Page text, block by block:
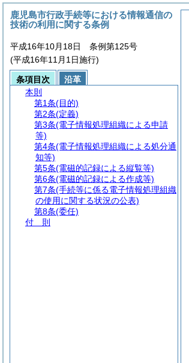
鹿児島市行政手続等における情報通信の
技術の利用に関する条例
平成16年10月18日 条例第125号
(平成16年11月1日施行)
条項目次
沿革
本則
第1条(目的)
第2条(定義)
第3条(電子情報処理組織による申請
等)
第4条(電子情報処理組織による処分通
知等)
第5条(電磁的記録による縦覧等)
第6条(電磁的記録による作成等)
第7条(手続等に係る電子情報処理組織
の使用に関する状況の公表)
第8条(委任)
付 則